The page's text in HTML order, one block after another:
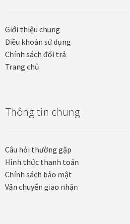
Tranh trang trí văn phòng
Tranh treo khách sạn
Tranh mừng thọ
Tranh phòng khách hiện đại
Tranh sơn dầu cao cấp
Giới thiệu chung
Điều khoản sử dụng
Chính sách đổi trả
Trang chủ
Thông tin chung
Câu hỏi thường gặp
Hình thức thanh toán
Chính sách bảo mật
Vận chuyển giao nhận